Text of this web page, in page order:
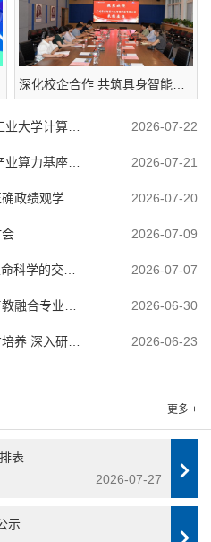
深化校企合作 共筑具身智能产
业算力基座——西工大计算机
学院与华睿智普签署合作协议
大学计算机
2026-07-22
业算力基座
2026-07-21
政绩观学习
2026-07-20
2026-07-09
科学的交叉
2026-07-07
融合专业群
2026-06-30
养 深入研讨
2026-06-23
更多 +
表
2026-07-27
示